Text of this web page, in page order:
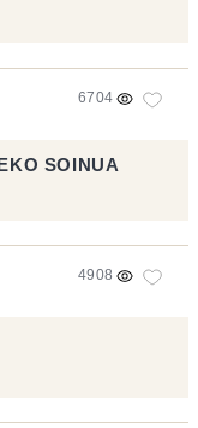
6704
SOINUA
4908